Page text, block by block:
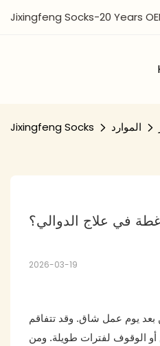
Jixingfeng Socks الموارد
في علاج الدوالي؟
2026-03-19
بعد يوم عمل شاق. وقد تتفاقم
أو الوقوف لفترات طويلة. ومن